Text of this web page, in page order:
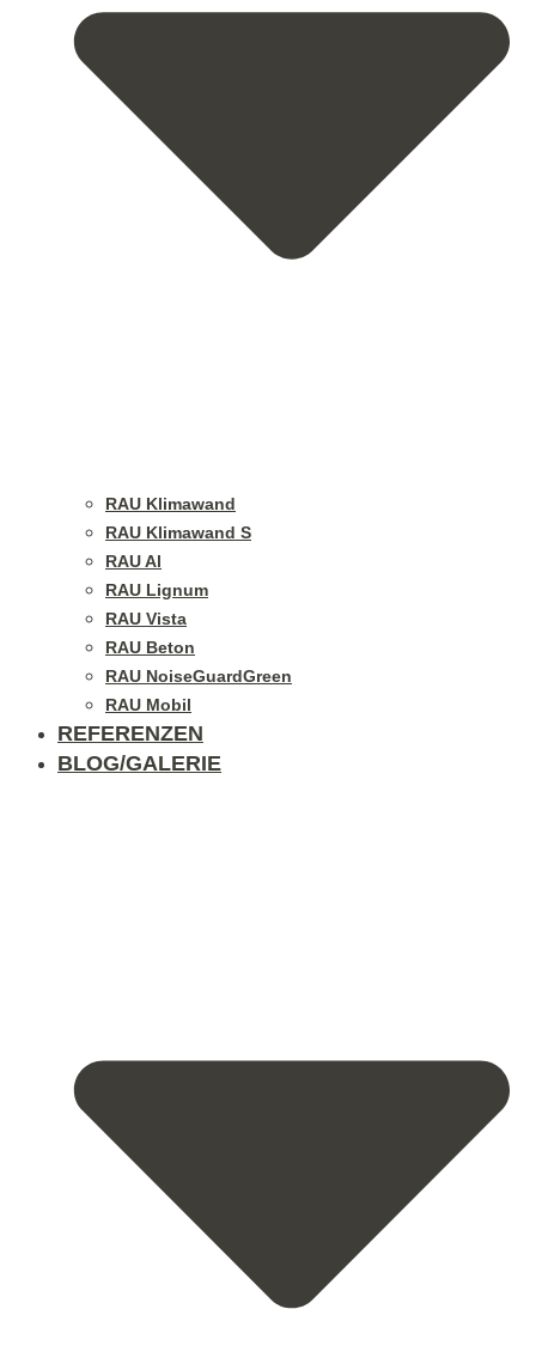
RAU Klimawand
RAU Klimawand S
RAU Al
RAU Lignum
RAU Vista
RAU Beton
RAU NoiseGuardGreen
RAU Mobil
REFERENZEN
BLOG/GALERIE